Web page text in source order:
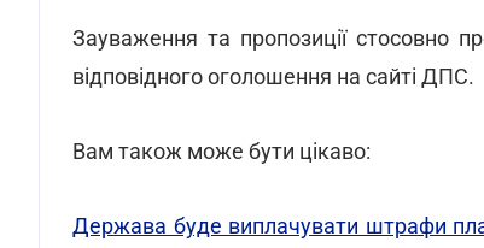
Зауваження та пропозиції стосовно
відповідного оголошення на сайті ДПС.
Вам також може бути цікаво:
Держава буде виплачувати штрафи